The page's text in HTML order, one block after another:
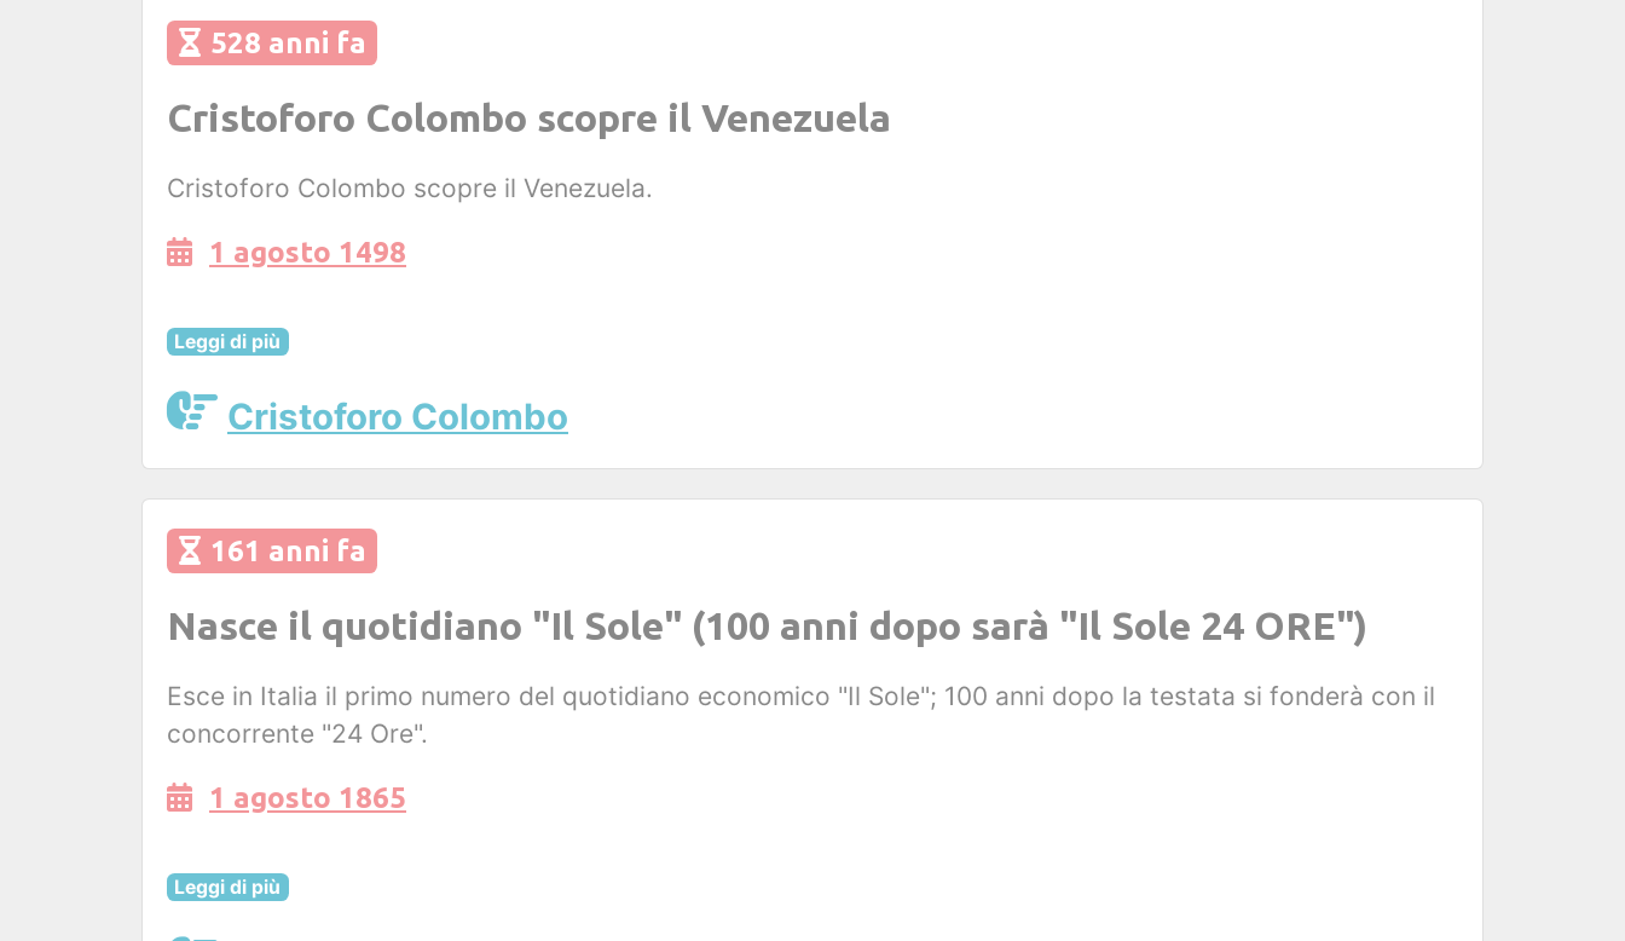
528 anni fa
Cristoforo Colombo scopre il Venezuela
Cristoforo Colombo scopre il Venezuela.
1 agosto 1498
Leggi di più
Cristoforo Colombo
161 anni fa
Nasce il quotidiano "Il Sole" (100 anni dopo sarà "Il Sole 24 ORE")
Esce in Italia il primo numero del quotidiano economico "Il Sole"; 100 anni dopo la testata si fonderà con il
concorrente "24 Ore".
1 agosto 1865
Leggi di più